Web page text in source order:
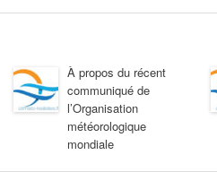
À propos du récent
communiqué de
l’Organisation
météorologique
mondiale